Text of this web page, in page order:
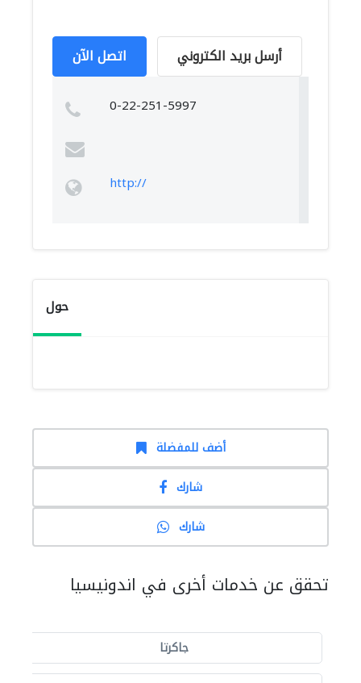
اتصل الآن أرسل بريد الكتروني
0-22-251-5997
http://
حول
أضف للمفضلة
شارك
شارك
تحقق عن خدمات أخرى في اندونيسيا
جاكرتا